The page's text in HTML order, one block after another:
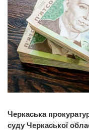
Черкаська
суду Черкаської